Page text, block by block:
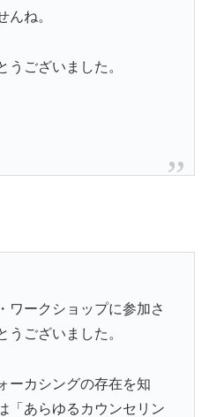
んね。
うございました。
ワークショップに参加さ
うございました。
ーカシングの存在を知
「あらゆるカウンセリン